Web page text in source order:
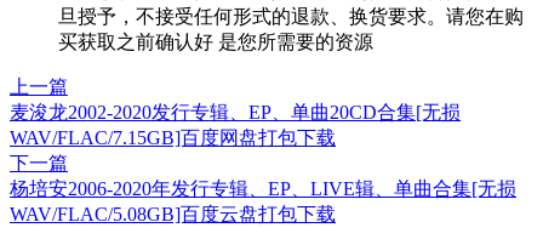
旦授予，不接受任何形式的退款、换货要求。请您在购
买获取之前确认好 是您所需要的资源
上一篇
麦浚龙2002-2020发行专辑、EP、单曲20CD合集[无损
WAV/FLAC/7.15GB]百度网盘打包下载
下一篇
杨培安2006-2020年发行专辑、EP、LIVE辑、单曲合集[无损
WAV/FLAC/5.08GB]百度云盘打包下载